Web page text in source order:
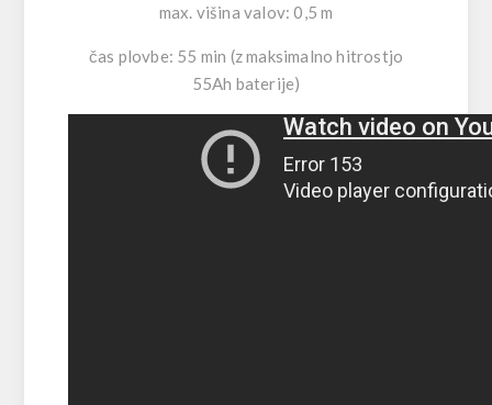
max. višina valov: 0,5 m
čas plovbe: 55 min (z maksimalno hitrostjo
55Ah baterije)